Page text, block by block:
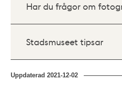
Har du frågor om
Stadsmuseet tipsar
Uppdaterad2021-12-02